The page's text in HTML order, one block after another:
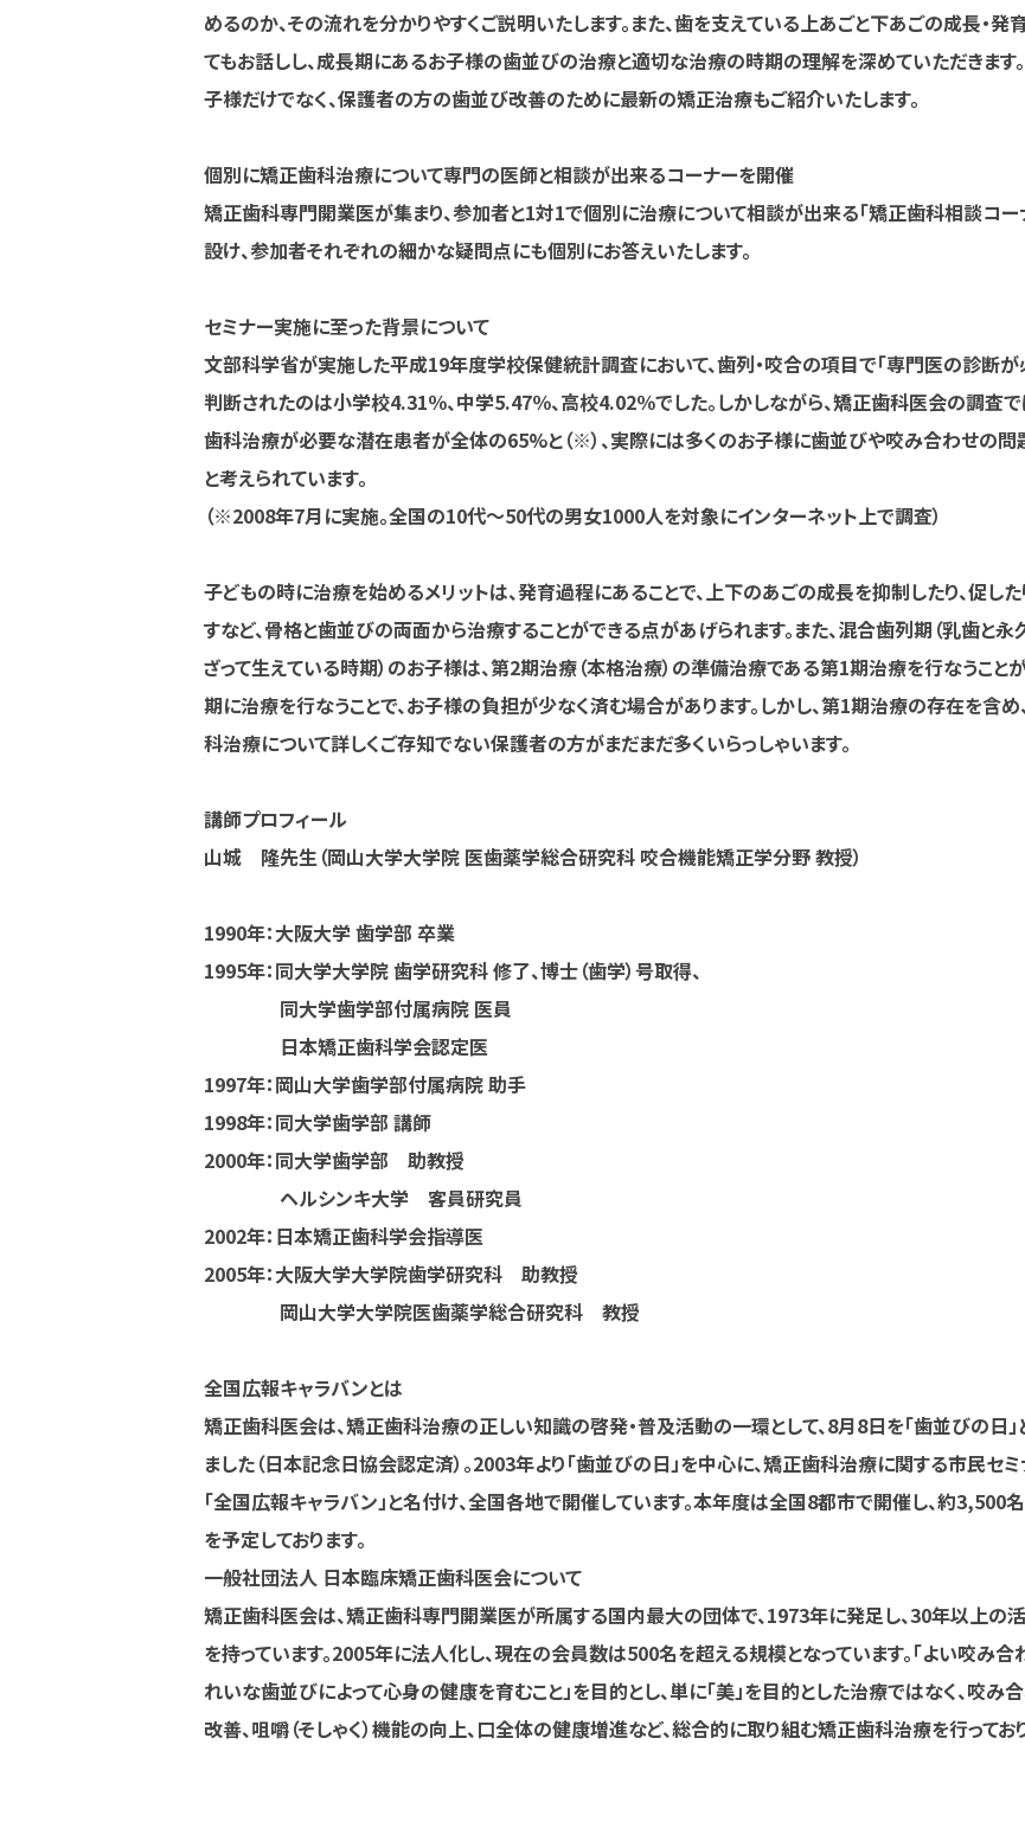
めるのか、その流れを分かりやすくご説明いたします。また、歯を支えている上あごと下あごの成長・発
てもお話しし、成長期にあるお子様の歯並びの治療と適切な治療の時期の理解を深めていただきます。
子様だけでなく、保護者の方の歯並び改善のために最新の矯正治療もご紹介いたします。
個別に矯正歯科治療について専門の医師と相談が出来るコーナーを開催
矯正歯科専門開業医が集まり、参加者と1対1で個別に治療について相談が出来る「矯正歯科相談コー
設け、参加者それぞれの細かな疑問点にも個別にお答えいたします。
セミナー実施に至った背景について
文部科学省が実施した平成19年度学校保健統計調査において、歯列・咬合の項目で「専門医の診断が
判断されたのは小学校4.31％、中学5.47％、高校4.02％でした。しかしながら、矯正歯科医会の調査で
歯科治療が必要な潜在患者が全体の65%と（※）、実際には多くのお子様に歯並びや咬み合わせの問
と考えられています。
（※2008年7月に実施。全国の10代〜50代の男女1000人を対象にインターネット上で調査）
子どもの時に治療を始めるメリットは、発育過程にあることで、上下のあごの成長を抑制したり、促し
すなど、骨格と歯並びの両面から治療することができる点があげられます。また、混合歯列期（乳歯と
ざって生えている時期）のお子様は、第2期治療（本格治療）の準備治療である第1期治療を行なうこと
期に治療を行なうことで、お子様の負担が少なく済む場合があります。しかし、第1期治療の存在を含め
科治療について詳しくご存知でない保護者の方がまだまだ多くいらっしゃいます。
講師プロフィール
山城 隆先生（岡山大学大学院 医歯薬学総合研究科 咬合機能矯正学分野 教授）
1990年：大阪大学 歯学部 卒業
1995年：同大学大学院 歯学研究科 修了、博士（歯学）号取得、
同大学歯学部付属病院 医員
日本矯正歯科学会認定医
1997年：岡山大学歯学部付属病院 助手
1998年：同大学歯学部 講師
2000年：同大学歯学部 助教授
ヘルシンキ大学 客員研究員
2002年：日本矯正歯科学会指導医
2005年：大阪大学大学院歯学研究科 助教授
岡山大学大学院医歯薬学総合研究科 教授
全国広報キャラバンとは
矯正歯科医会は、矯正歯科治療の正しい知識の啓発・普及活動の一環として、8月8日を「歯並びの日」
ました（日本記念日協会認定済）。2003年より「歯並びの日」を中心に、矯正歯科治療に関する市民セ
「全国広報キャラバン」と名付け、全国各地で開催しています。本年度は全国8都市で開催し、約3,500
を予定しております。
一般社団法人 日本臨床矯正歯科医会について
矯正歯科医会は、矯正歯科専門開業医が所属する国内最大の団体で、1973年に発足し、30年以上の
を持っています。2005年に法人化し、現在の会員数は500名を超える規模となっています。「よい咬み合
れいな歯並びによって心身の健康を育むこと」を目的とし、単に「美」を目的とした治療ではなく、咬み
改善、咀嚼（そしゃく）機能の向上、口全体の健康増進など、総合的に取り組む矯正歯科治療を行っており